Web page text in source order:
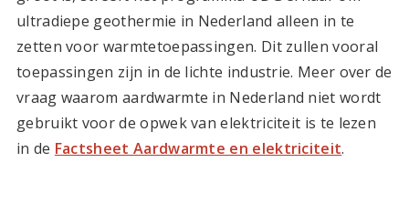
ultradiepe geothermie in Nederland alleen in te
zetten voor warmtetoepassingen. Dit zullen vooral
toepassingen zijn in de lichte industrie. Meer over de
vraag waarom aardwarmte in Nederland niet wordt
gebruikt voor de opwek van elektriciteit is te lezen
in de Factsheet Aardwarmte en elektriciteit.